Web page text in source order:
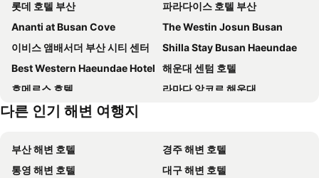
롯데 호텔 부산
파라다이스 호텔 부산
Ananti at Busan Cove
The Westin Josun Busan
이비스 앰배서더 부산 시티 센터
Shilla Stay Busan Haeundae
Best Western Haeundae Hotel
해운대 센텀 호텔
호메르스 호텔
라마다 앙코르 해운대
토요코인 부산역2
호텔 아쿠아 팰리스
Denbasta Hotel
베니키아 호텔 해운대
코모도 호텔 부산
다른 인기 해변 여행지
부산 해변 호텔
경주 해변 호텔
통영 해변 호텔
대구 해변 호텔